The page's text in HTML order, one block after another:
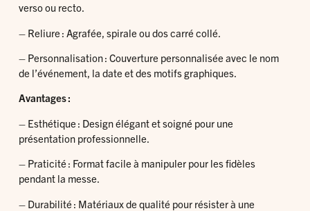
verso ou recto.
– Reliure : Agrafée, spirale ou dos carré collé.
– Personnalisation : Couverture personnalisée avec le nom
de l’événement, la date et des motifs graphiques.
Avantages :
– Esthétique : Design élégant et soigné pour une
présentation professionnelle.
– Praticité : Format facile à manipuler pour les fidèles
pendant la messe.
– Durabilité : Matériaux de qualité pour résister à une